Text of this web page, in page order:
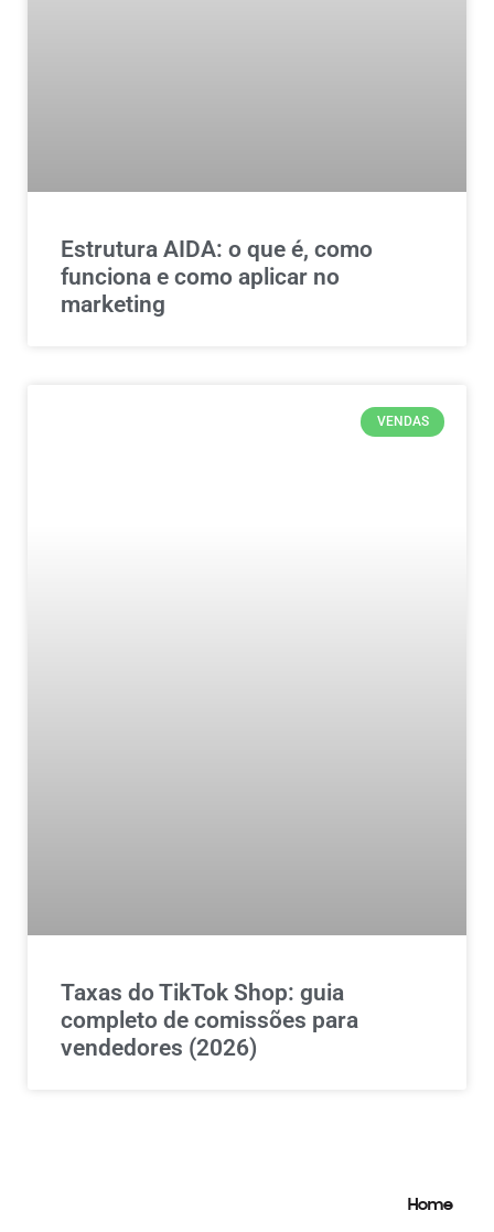
Estrutura AIDA: o que é, como
funciona e como aplicar no
marketing
VENDAS
Taxas do TikTok Shop: guia
completo de comissões para
vendedores (2026)
Home